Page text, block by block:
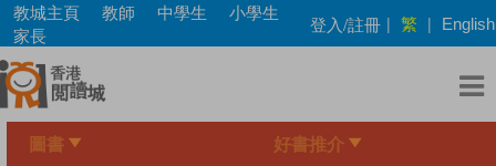
Skip
main
content
教城主頁 教師 中學生
小學生
家長
登入/註冊 | 繁 | English
圖書 好書推介